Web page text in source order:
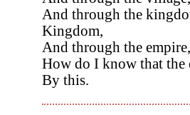
And through the
Kingdom,
And through the
How do I know that the
By this.